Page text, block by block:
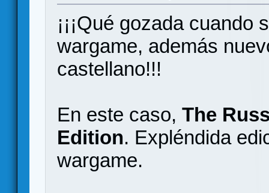
¡¡¡Qué gozada
wargame, además
castellano!!!
En este caso,The
Edition. Expléndida
wargame.